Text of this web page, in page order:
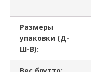
Размеры
упаковки (Д-
Ш-В):